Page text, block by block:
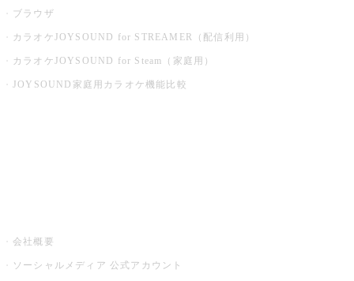
ブラウザ
カラオケJOYSOUND for STREAMER（配信利用）
カラオケJOYSOUND for Steam（家庭用）
JOYSOUND家庭用カラオケ機能比較
会社概要
ソーシャルメディア 公式アカウント